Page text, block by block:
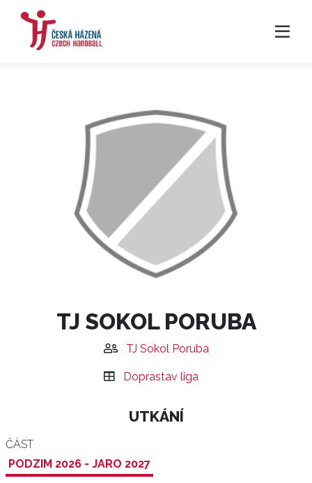
TJ SOKOL PORUBA
TJ Sokol Poruba
Doprastav liga
UTKÁNÍ
ČÁST
PODZIM 2026 - JARO 2027